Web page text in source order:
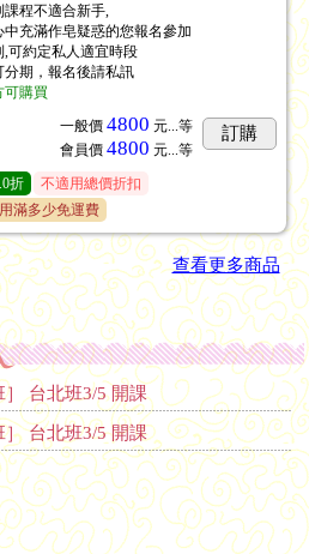
課程不適合新手,
中充滿作皂疑惑的您報名參加
,可約定私人適宜時段
分期，報名後請私訊
可購買
一般價 4800 元...等
會員價 4800 元...等
訂購
折
不適用總價折扣
滿多少免運費
查看更多商品
］ 台北班3/5 開課
台北班3/5 開課